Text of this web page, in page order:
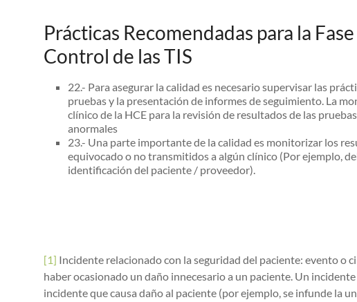
Prácticas Recomendadas para la
Control de las TIS
22.- Para asegurar la calidad es necesario supervisar las
pruebas y la presentación de informes de seguimiento. La
clínico de la HCE para la revisión de resultados de las
anormales
23.- Una parte importante de la calidad es monitorizar los
equivocado o no transmitidos a algún clínico (Por ejemplo,
identificación del paciente / proveedor).
[1] Incidente relacionado con la seguridad del paciente: evento o
haber ocasionado un daño innecesario a un paciente. Un incidente
incidente que causa daño al paciente (por ejemplo, se infunde la